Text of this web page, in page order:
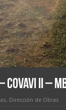
COVAVI II –
, Dirección de Obras